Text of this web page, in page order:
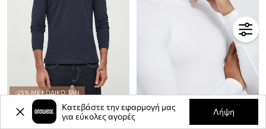
-25% ΜΕ ΚΩΔΙΚΟ: TAN
Βαμβακερή μπλούζα με μακριά μανίκια Barbour Longsleeve Under Armour
Κατεβάστε την εφαρμογή μας
για εύκολες αγορές
Λήψη